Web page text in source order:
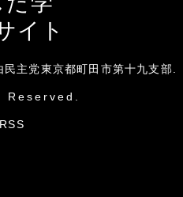
イト
主党東京都町田市第十九支部
RSS